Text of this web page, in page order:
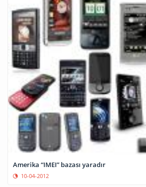
Amerika “IMEI” bazası yaradır
10-04-2012